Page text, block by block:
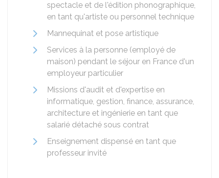
spectacle et de l'édition phonographique,
en tant qu'artiste ou personnel technique
Mannequinat et pose artistique
Services à la personne (employé de
maison) pendant le séjour en France d'un
employeur particulier
Missions d'audit et d'expertise en
informatique, gestion, finance, assurance,
architecture et ingénierie en tant que
salarié détaché sous contrat
Enseignement dispensé en tant que
professeur invité